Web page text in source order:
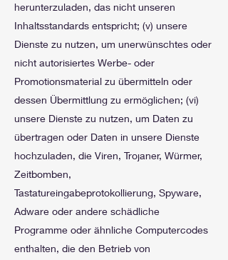
herunterzuladen, das nicht unseren
Inhaltsstandards entspricht; (v) unsere
Dienste zu nutzen, um unerwünschtes oder
nicht autorisiertes Werbe- oder
Promotionsmaterial zu übermitteln oder
dessen Übermittlung zu ermöglichen; (vi)
unsere Dienste zu nutzen, um Daten zu
übertragen oder Daten in unsere Dienste
hochzuladen, die Viren, Trojaner, Würmer,
Zeitbomben,
Tastatureingabeprotokollierung, Spyware,
Adware oder andere schädliche
Programme oder ähnliche Computercodes
enthalten, die den Betrieb von